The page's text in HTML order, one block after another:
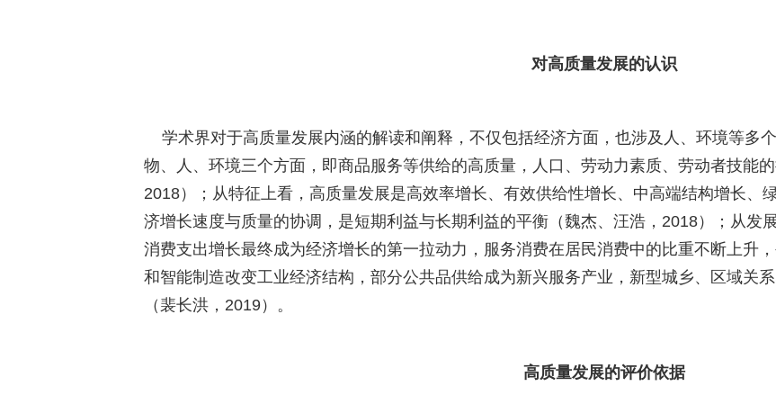
对高质量发展的认识
学术界对于高质量发展内涵的解读和阐释，不仅包括经济方面，也涉及人、环境等多
物、人、环境三个方面，即商品服务等供给的高质量，人口、劳动力素质、劳动者技能
2018）；从特征上看，高质量发展是高效率增长、有效供给性增长、中高端结构增长、
济增长速度与质量的协调，是短期利益与长期利益的平衡（魏杰、汪浩， 2018）；从发
消费支出增长最终成为经济增长的第一拉动力，服务消费在居民消费中的比重不断上升
和智能制造改变工业经济结构，部分公共品供给成为新兴服务产业，新型城乡、区域关
（裴长洪， 2019）。
高质量发展的评价依据